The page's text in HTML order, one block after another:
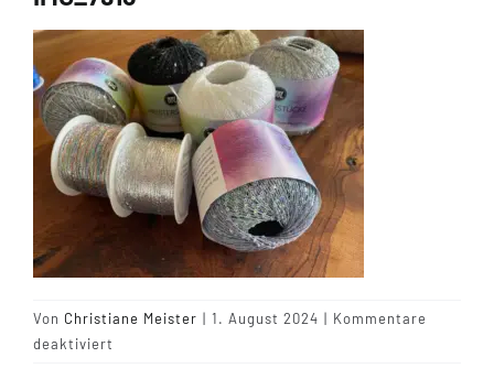
Tipps & Infos
Münster Yarn
Wollfestivals
Kontakt
Von Christiane Meister | 1. August 2024 | Kommentare
deaktiviert